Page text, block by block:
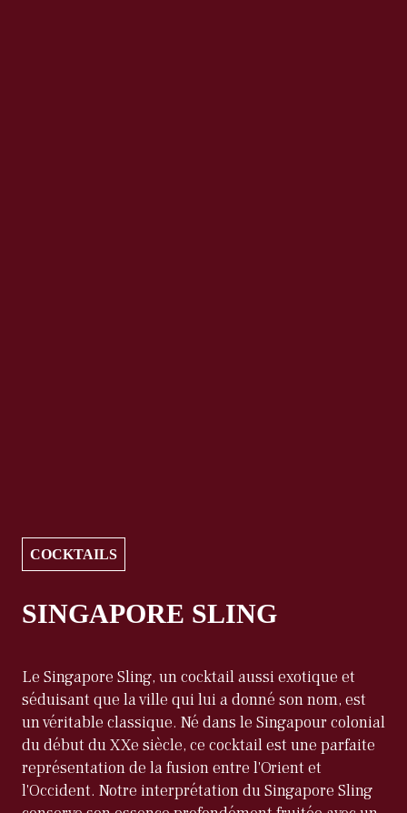
COCKTAILS
SINGAPORE SLING
Le Singapore Sling, un cocktail aussi exotique et
séduisant que la ville qui lui a donné son nom, est
un véritable classique. Né dans le Singapour colonial
du début du XXe siècle, ce cocktail est une parfaite
représentation de la fusion entre l'Orient et
l'Occident. Notre interprétation du Singapore Sling